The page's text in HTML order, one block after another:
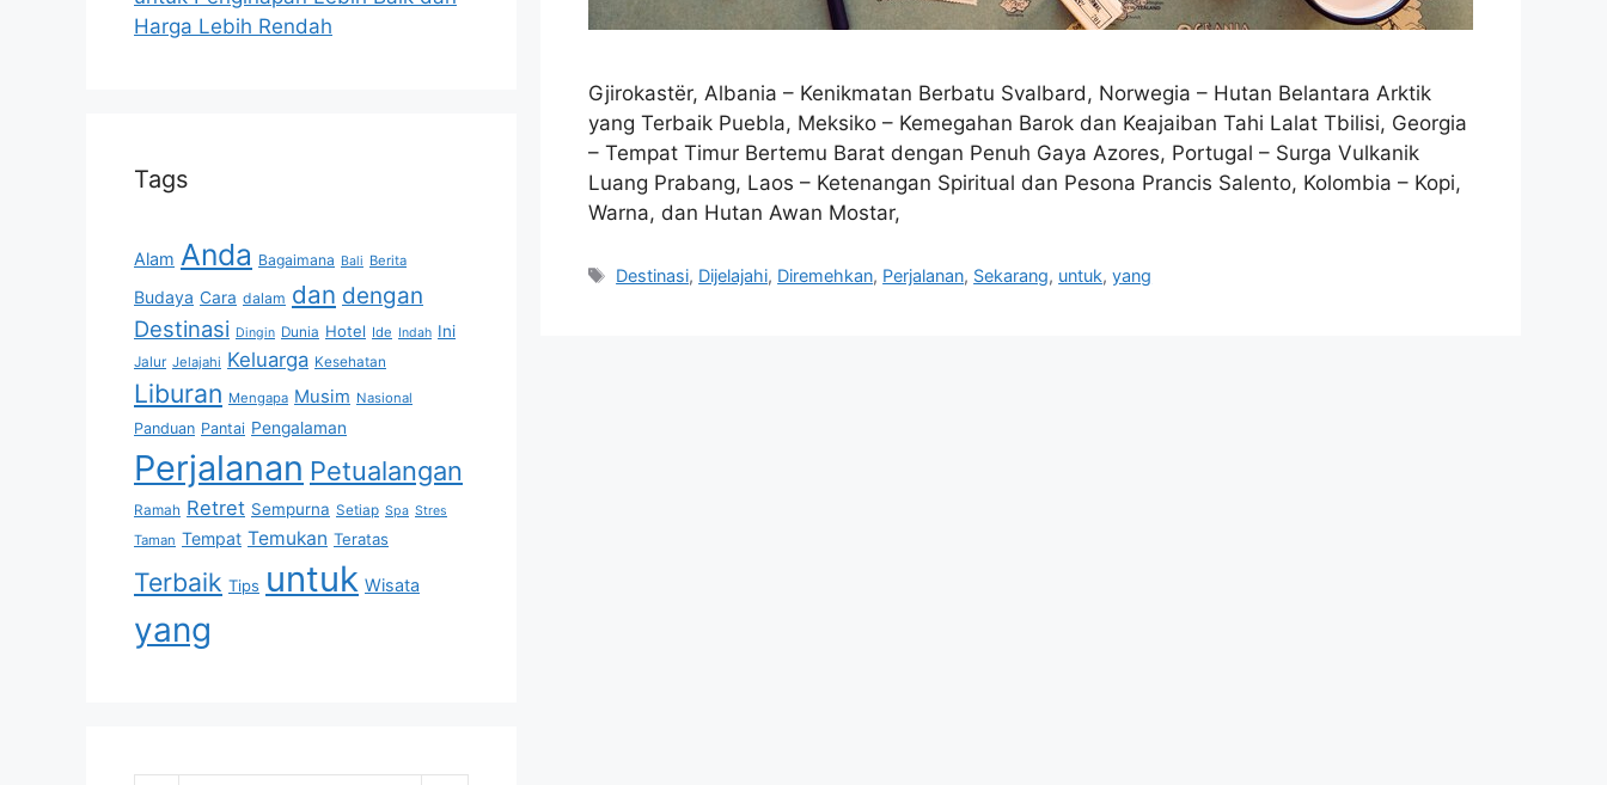
Gjirokastër, Albania – Kenikmatan Berbatu Svalbard, Norwegia – Hutan Belantara Arktik
yang Terbaik Puebla, Meksiko – Kemegahan Barok dan Keajaiban Tahi Lalat Tbilisi, Georgia
– Tempat Timur Bertemu Barat dengan Penuh Gaya Azores, Portugal – Surga Vulkanik
Luang Prabang, Laos – Ketenangan Spiritual dan Pesona Prancis Salento, Kolombia – Kopi,
Warna, dan Hutan Awan Mostar,
Tags
Destinasi, Dijelajahi, Diremehkan, Perjalanan, Sekarang, untuk,yang
Harga Lebih Rendah
Tags
Alam Anda Bagaimana Bali Berita
Budaya Cara dalam dan dengan
Destinasi Dingin Dunia Hotel Ide Indah Ini
Jalur Jelajahi Keluarga Kesehatan
Liburan Mengapa Musim Nasional
Panduan Pantai Pengalaman
Perjalanan Petualangan
Ramah Retret Sempurna Setiap Spa Stres
Taman Tempat Temukan Teratas
Terbaik Tips untuk Wisata
yang